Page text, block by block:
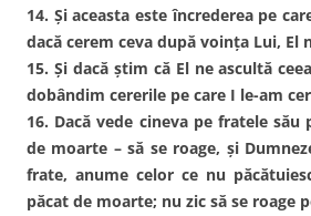
14. Şi aceasta este încrederea pe
dacă cerem ceva după voinţa Lui, El
15. Şi dacă ştim că El ne ascultă
dobândim cererile pe care I le-am
16. Dacă vede cineva pe fratele său
de moarte – să se roage, şi
frate, anume celor ce nu
păcat de moarte; nu zic să se roage